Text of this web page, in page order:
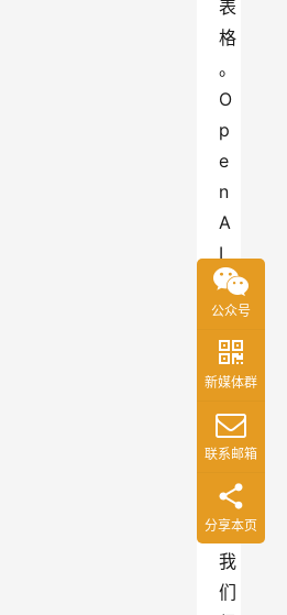
表
格
。
O
p
e
n
A
I
在
其
网
站
写
：
“
我
们
公众号
新媒体群
联系邮箱
分享本页